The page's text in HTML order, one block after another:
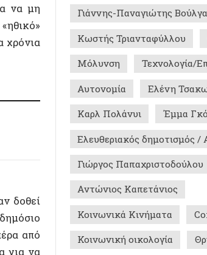
Ελευθεριακός δημοτισμός / Αυτοδιοίκηση
Γιώργος Παπαχριστοδούλου
Κοινωνικά Κινήματα Comix
Κοινωνική οικολογία Θρησκεία
Σερβία Προυντόν Εργασία
Κλιματική αλλαγή
Θέαμα
ΠΟΛΙΤΕΣ ΜΕ ΜΝΗΜΗ - ΙΣΤΟΡΙΚΑ